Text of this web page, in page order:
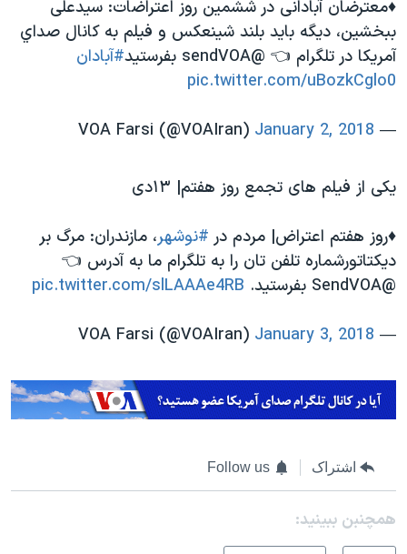
♦️معترضان آبادانی در ششمین روز اعتراضات: سیدعلی
ببخشین، دیگه باید بلند شینعکس و فیلم به كانال صداي
آمريكا در تلگرام 👈 @sendVOA بفرستید
#آبادان
pic.twitter.com/uBozkCglo0
— VOA Farsi (@VOAIran)
January 2, 2018
یکی از فیلم های تجمع روز هفتم| ۱۳دی
♦️روز هفتم اعتراض| مردم در #نوشهر، مازندران: مرگ بر
دیکتاتورشماره تلفن تان را به تلگرام ما به آدرس 👈
@SendVOA بفرستید.
pic.twitter.com/slLAAAe4RB
— VOA Farsi (@VOAIran)
January 3, 2018
اشتراک Follow us
همچنبن ببینید: